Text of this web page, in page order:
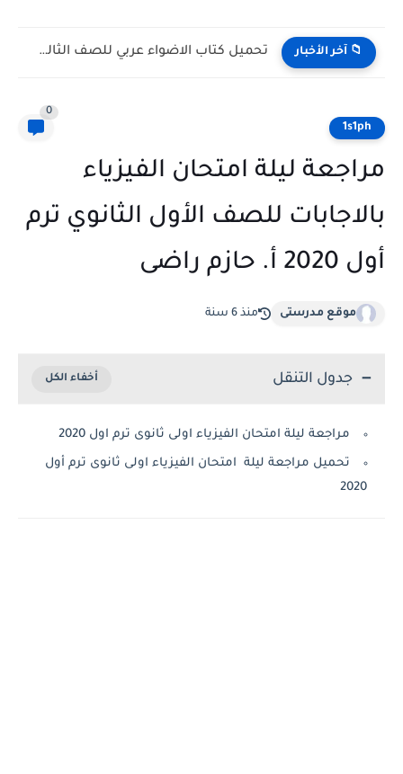
📁 آخر الأخبار تحميل كتاب الاضواء عربي للصف الثالث الثانوي 2027 PDF...
1s1ph
0
مراجعة ليلة امتحان الفيزياء
بالاجابات للصف الأول الثانوي ترم
أول 2020 أ. حازم راضى
موقع مدرستى منذ 6 سنة
جدول التنقل
مراجعة ليلة امتحان الفيزياء اولى ثانوى ترم اول 2020
تحميل مراجعة ليلة امتحان الفيزياء اولى ثانوى ترم أول
2020